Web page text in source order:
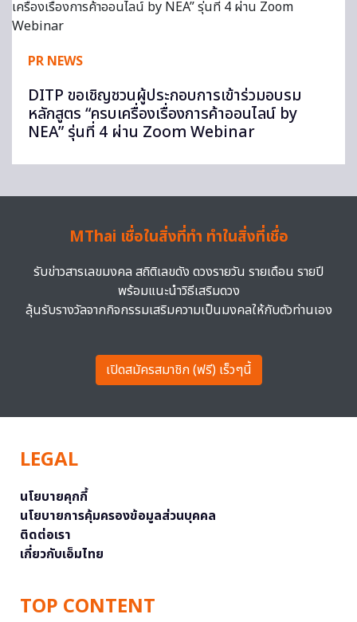
PR NEWS
DITP ขอเชิญชวนผู้ประกอบการเข้าร่วมอบรม
หลักสูตร “ครบเครื่องเรื่องการค้าออนไลน์ by
NEA” รุ่นที่ 4 ผ่าน Zoom Webinar
MThai เชื่อในสิ่งที่ทำ ทำในสิ่งที่เชื่อ
รับข่าวสารเลขมงคล สถิติเลขดัง ดวงรายวัน รายเดือน รายปี
พร้อมแนะนำวิธีเสริมดวง
ลุ้นรับรางวัลจากกิจกรรมเสริมความเป็นมงคลให้กับตัวท่านเอง
เปิดสมัครสมาชิก (ฟรี) เร็วๆนี้
LEGAL
นโยบายคุกกี้
นโยบายการคุ้มครองข้อมูลส่วนบุคคล
ติดต่อเรา
เกี่ยวกับเอ็มไทย
TOP CONTENT